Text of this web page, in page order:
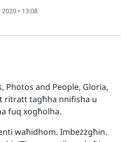
• 13:08
Photos and People, Gloria,
ritratt tagħha nnifisha u
fuq xogħolha.
waħidhom. Imbeżżgħin.